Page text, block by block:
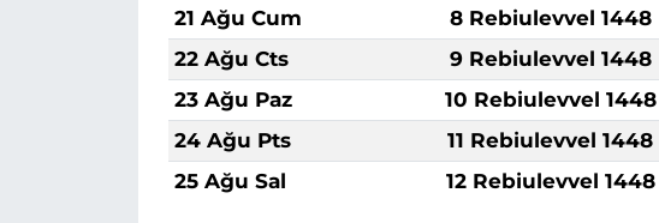
21 Ağu Cum
8 Rebiulevvel 1448
22 Ağu Cts
9 Rebiulevvel 1448
23 Ağu Paz
10 Rebiulevvel 1448
24 Ağu Pts
11 Rebiulevvel 1448
25 Ağu Sal
12 Rebiulevvel 1448